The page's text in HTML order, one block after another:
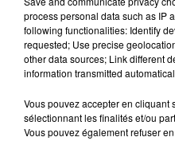
Musique
7 août 2026
Madonna
process personal data such as IP
following functionalities: Identify
requested; Use precise
other data sources; Link different
information transmitted
Vous pouvez accepter en cliquant
sélectionnant les finalités et/ou
Vous pouvez également refuser